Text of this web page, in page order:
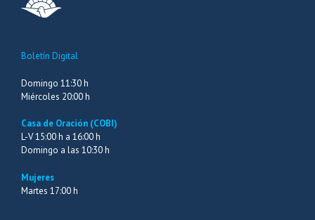
Boletín Digital
Domingo 11:30 h
Miércoles 20:00 h
Casa de Oración (COBI)
L-V 15:00 h a 16:00 h
Domingo a las 10:30 h
Mujeres
Martes 17:00 h